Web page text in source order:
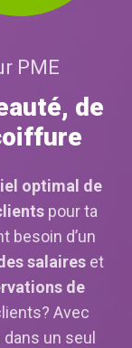
PME
de
optimal de
pour ta
besoin d’un
salaires et
de
Avec
un seul